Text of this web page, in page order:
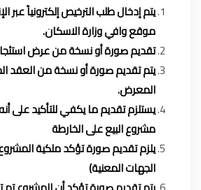
يتم إدخال طلب الترخيص إلكترونياً عبر
موقع وافي وزارة الاسكان.
تقديم صورة أو نسخة من عرض
يتم تقديم صورة أو نسخة من العقد
المعرض.
يستلزم تقديم ما يكفي للتأكيد على
مشروع البيع على الخارطة
يلزم تقديم صورة تؤكد ملكية
الجهات المعنية)